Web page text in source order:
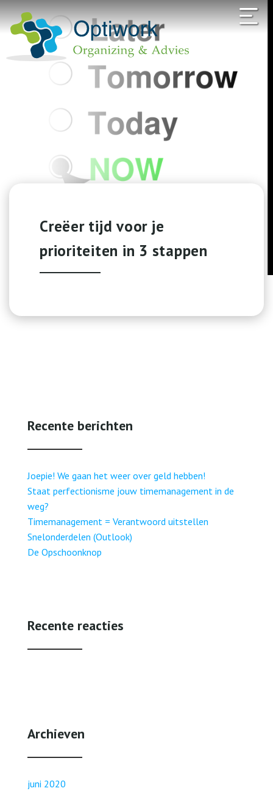
Creëer tijd voor je
prioriteiten in 3 stappen
Recente berichten
Joepie! We gaan het weer over geld hebben!
Staat perfectionisme jouw timemanagement in de
weg?
Timemanagement = Verantwoord uitstellen
Snelonderdelen (Outlook)
De Opschoonknop
Recente reacties
Archieven
juni 2020